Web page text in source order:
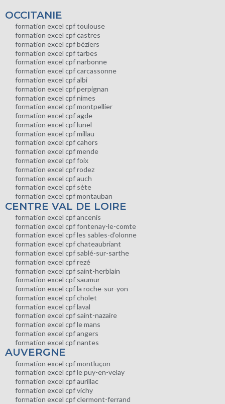
OCCITANIE
formation excel cpf toulouse
formation excel cpf castres
formation excel cpf béziers
formation excel cpf tarbes
formation excel cpf narbonne
formation excel cpf carcassonne
formation excel cpf albi
formation excel cpf perpignan
formation excel cpf nimes
formation excel cpf montpellier
formation excel cpf agde
formation excel cpf lunel
formation excel cpf millau
formation excel cpf cahors
formation excel cpf mende
formation excel cpf foix
formation excel cpf rodez
formation excel cpf auch
formation excel cpf sète
formation excel cpf montauban
CENTRE VAL DE LOIRE
formation excel cpf ancenis
formation excel cpf fontenay-le-comte
formation excel cpf les sables-d’olonne
formation excel cpf chateaubriant
formation excel cpf sablé-sur-sarthe
formation excel cpf rezé
formation excel cpf saint-herblain
formation excel cpf saumur
formation excel cpf la roche-sur-yon
formation excel cpf cholet
formation excel cpf laval
formation excel cpf saint-nazaire
formation excel cpf le mans
formation excel cpf angers
formation excel cpf nantes
AUVERGNE
formation excel cpf montluçon
formation excel cpf le puy-en-velay
formation excel cpf aurillac
formation excel cpf vichy
formation excel cpf clermont-ferrand